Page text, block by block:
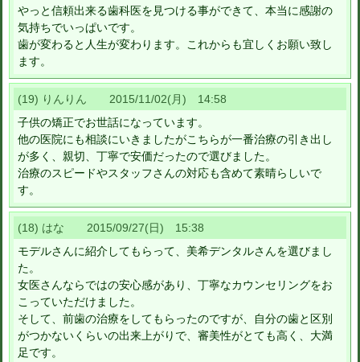
やっと信頼出来る歯科医を見つける事ができて、本当に感謝の
気持ちでいっぱいです。
歯が変わると人生が変わります。これからも宜しくお願い致し
ます。
(19) りんりん 2015/11/02(月) 14:58
子供の矯正でお世話になっています。
他の医院にも相談にいきましたがこちらが一番治療の引き出し
が多く、親切、丁寧で安価だったので選びました。
治療のスピードやスタッフさんの対応も含めて素晴らしいで
す。
(18) はな 2015/09/27(日) 15:38
モデルさんに紹介してもらって、美希デンタルさんを選びまし
た。
女医さんならではの安心感があり、丁寧なカウンセリングをお
こっていただけました。
そして、前歯の治療をしてもらったのですが、自分の歯と区別
がつかないくらいの出来上がりで、審美性がとても高く、大満
足です。